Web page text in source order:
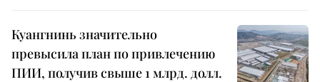
Куангнинь значительно
превысила план по привлечению
ПИИ, получив свыше 1 млрд. долл.